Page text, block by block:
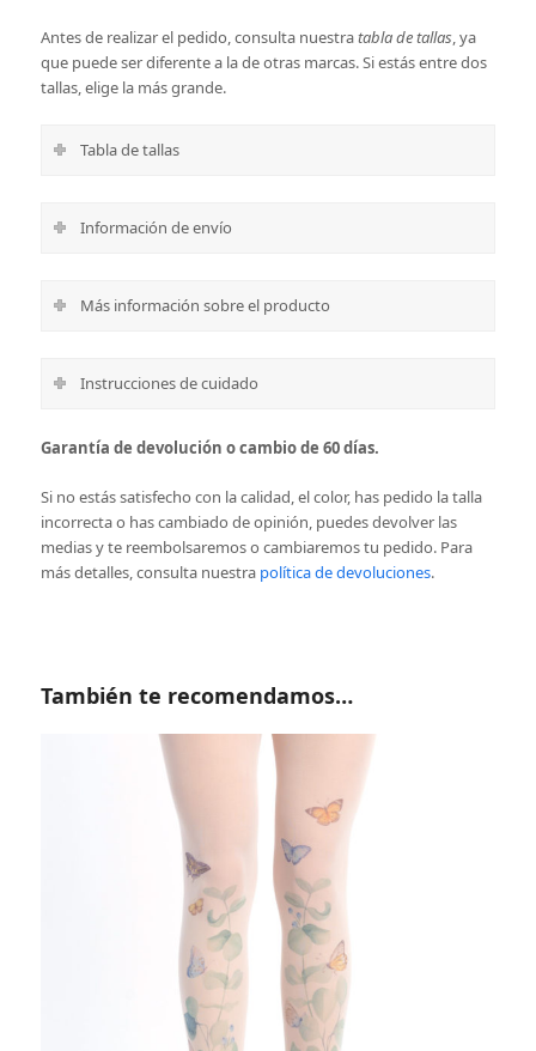
Antes de realizar el pedido, consulta nuestratabla de tallas, ya
que puede ser diferente a la de otras marcas. Si estás entre dos
tallas, elige la más grande.
Tabla de tallas
Información de envío
Más información sobre el producto
Instrucciones de cuidado
Garantía de devolución o cambio de 60 días.
Si no estás satisfecho con la calidad, el color, has pedido la talla
incorrecta o has cambiado de opinión, puedes devolver las
medias y te reembolsaremos o cambiaremos tu pedido. Para
más detalles, consulta nuestra política de devoluciones.
También te recomendamos…